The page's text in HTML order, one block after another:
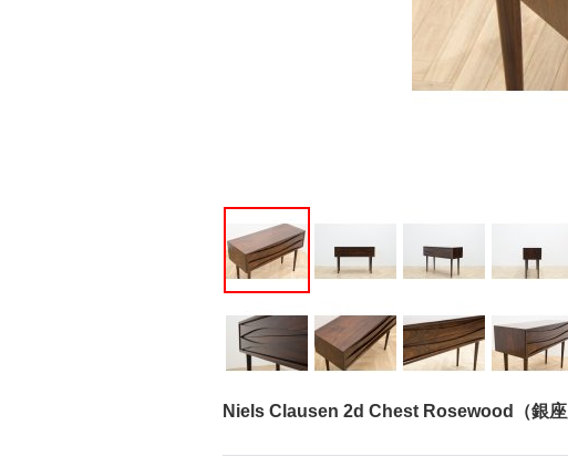
Niels Clausen 2d Chest Rosewood（銀座